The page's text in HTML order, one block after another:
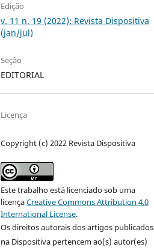
Edição
v. 11 n. 19 (2022): Revista Dispositiva
(jan/jul)
Seção
EDITORIAL
Licença
Copyright (c) 2022 Revista Dispositiva
Este trabalho está licenciado sob uma
licençaCreative Commons Attribution 4.0
International License.
Os direitos autorais dos artigos publicados
na Dispositiva pertencem ao(s) autor(es)